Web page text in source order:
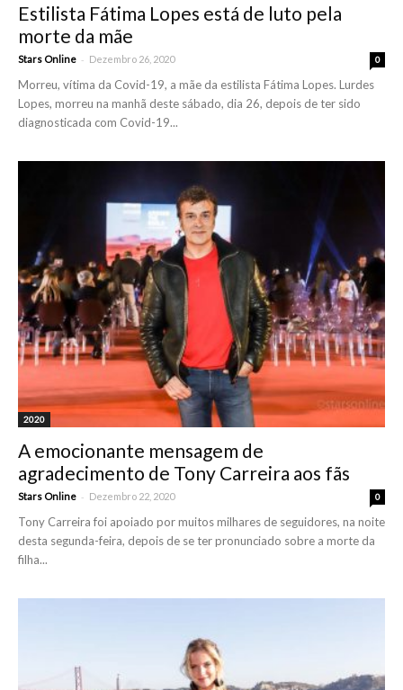
Estilista Fátima Lopes está de luto pela
morte da mãe
Stars Online - Dezembro 26, 2020 0
Morreu, vítima da Covid-19, a mãe da estilista Fátima Lopes. Lurdes
Lopes, morreu na manhã deste sábado, dia 26, depois de ter sido
diagnosticada com Covid-19...
2020
A emocionante mensagem de
agradecimento de Tony Carreira aos fãs
Stars Online - Dezembro 22, 2020 0
Tony Carreira foi apoiado por muitos milhares de seguidores, na noite
desta segunda-feira, depois de se ter pronunciado sobre a morte da
filha...